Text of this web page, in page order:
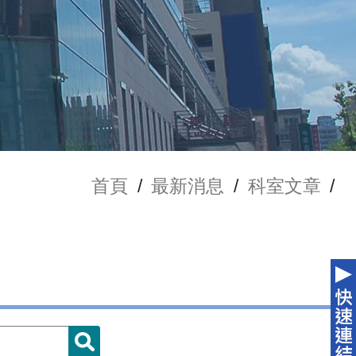
首頁 / 最新消息 / 科室文章 /